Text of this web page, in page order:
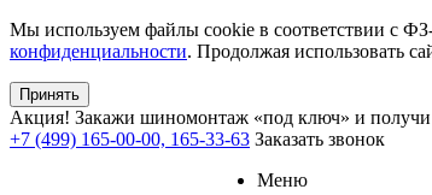
Мы используем файлы cookie в соответствии с
конфиденциальности. Продолжая использовать
Принять
Акция! Закажи шиномонтаж «под ключ» и получи
+7 (499) 165-00-00, 165-33-63 Заказать звонок
Меню